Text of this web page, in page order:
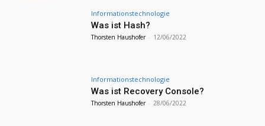
Informationstechnologie
Was ist Hash?
Thorsten Haushofer - 12/06/2022
Informationstechnologie
Was ist Recovery Console?
Thorsten Haushofer - 28/06/2022